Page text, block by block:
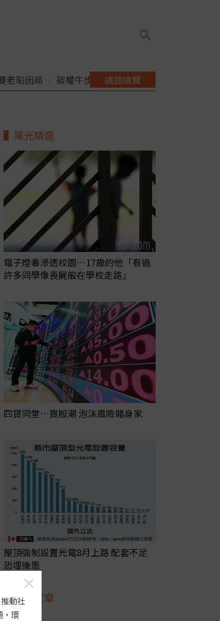
老陷困局 碳權牛步缺配套議題總覽
陽光精選
電子煙毒滲透校園⋯17歲的他「看過
許多同學像喪屍般在學校走路」
四貸同堂…買股潮 泡沫風險賭身家
屋頂強制設置光電8月上路 配套不足
恐埋後患
最新文章
動社
，環